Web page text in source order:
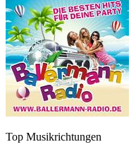
Top Musikrichtungen